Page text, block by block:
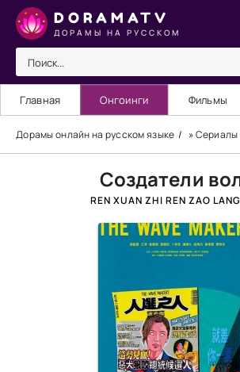
DORAMATV
ДОРАМЫ НА РУССКОМ
Главная Онгоинги Фильмы
Дорамы онлайн на русском языке »Сериалы
Создатели
REN XUAN ZHI REN ZAO